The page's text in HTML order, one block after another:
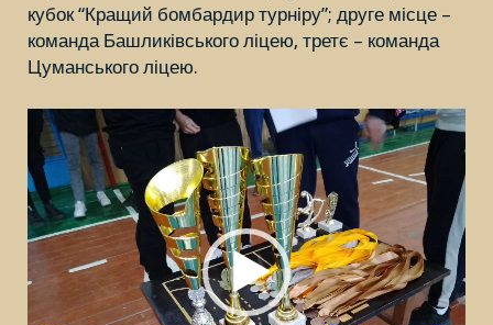
кубок “Кращий бомбардир турніру”; друге місце –
команда Башликівського ліцею, третє – команда
Цуманського ліцею.
Відеопрогравач